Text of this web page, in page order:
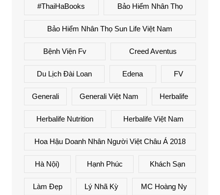
#ThaiHaBooks Bảo Hiểm Nhân Thọ
Bảo Hiểm Nhân Thọ Sun Life Việt Nam
Bệnh Viện Fv Creed Aventus
Du Lịch Đài Loan Edena FV
Generali Generali Việt Nam Herbalife
Herbalife Nutrition Herbalife Việt Nam
Hoa Hậu Doanh Nhân Người Việt Châu Á 2018
Hà Nội) Hạnh Phúc Khách Sạn
Làm Đẹp Lý Nhã Kỳ MC Hoàng Ny